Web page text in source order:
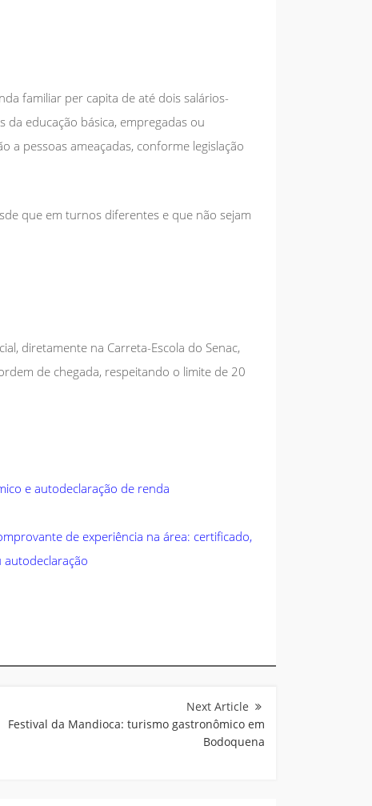
familiar per capita de até dois salários-
da educação básica, empregadas ou
a pessoas ameaçadas, conforme legislação
que em turnos diferentes e que não sejam
diretamente na Carreta-Escola do Senac,
de chegada, respeitando o limite de 20
e autodeclaração de renda
de experiência na área: certificado,
autodeclaração
Festival da Mandioca: turismo gastronômico em
Bodoquena